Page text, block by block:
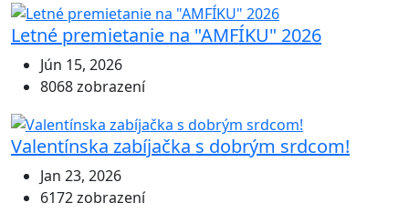
Letné premietanie na "AMFÍKU" 2026
Jún 15, 2026
8068 zobrazení
Valentínska zabíjačka s dobrým srdcom!
Jan 23, 2026
6172 zobrazení